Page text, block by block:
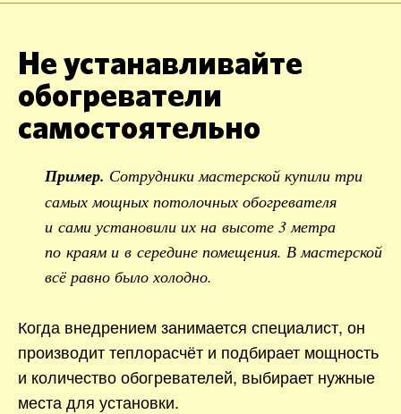
Не устанавливайте
обогреватели
самостоятельно
Пример. Сотрудники мастерской купили три
самых мощных потолочных обогревателя
и сами установили их на высоте 3 метра
по краям и в середине помещения. В мастерской
всё равно было холодно.
Когда внедрением занимается специалист, он
производит теплорасчёт и подбирает мощность
и количество обогревателей, выбирает нужные
места для установки.